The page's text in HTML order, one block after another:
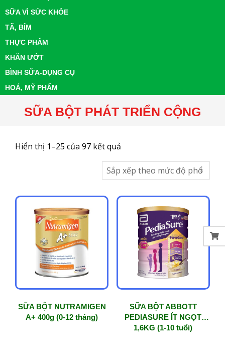
SỮA VÌ SỨC KHỎE
TÃ, BỈM
THỰC PHẨM
KHĂN ƯỚT
BÌNH SỮA-DỤNG CỤ
HOÁ, MỸ PHẨM
SỮA BỘT PHÁT TRIỂN CỘNG
Hiển thị 1–25 của 97 kết quả
sắp
xếp
mức
SỮA BỘT NUTRAMIGEN
A+ 400g (0-12 tháng)
SỮA BỘT ABBOTT
PEDIASURE ÍT NGỌT
1,6KG (1-10 tuổi)